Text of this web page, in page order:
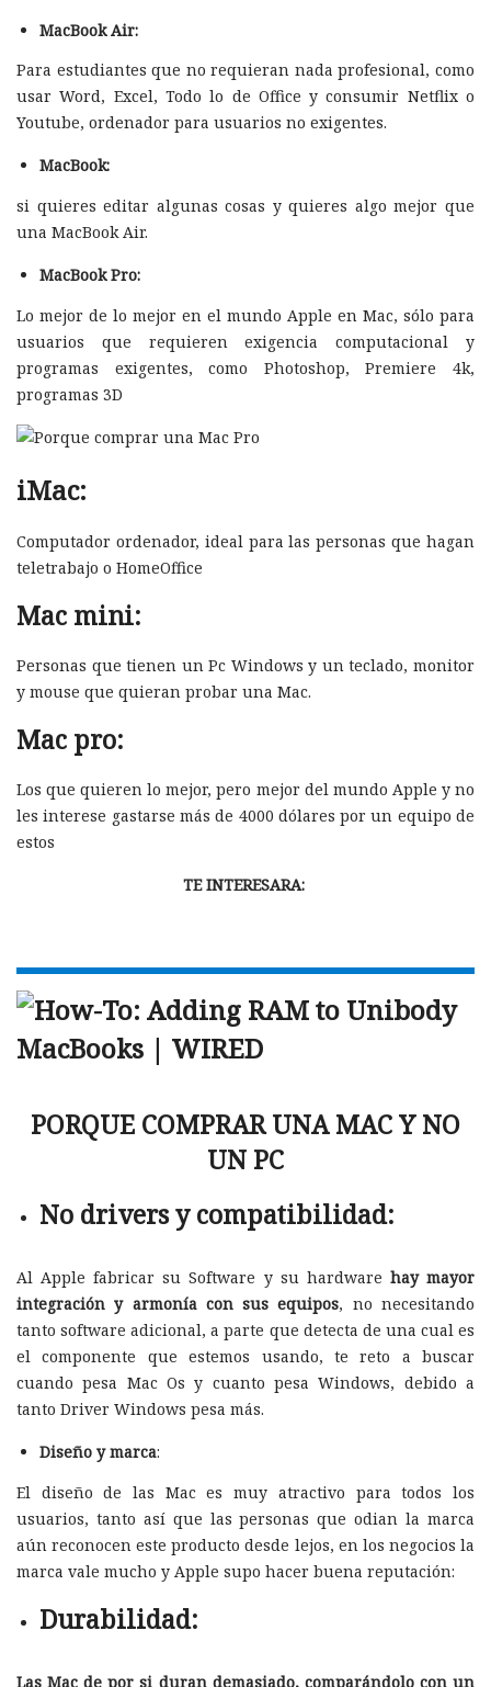
MacBook Air:
Para estudiantes que no requieran nada profesional, como
usar Word, Excel, Todo lo de Office y consumir Netflix o
Youtube, ordenador para usuarios no exigentes.
MacBook:
si quieres editar algunas cosas y quieres algo mejor que
una MacBook Air.
MacBook Pro:
Lo mejor de lo mejor en el mundo Apple en Mac, sólo para
usuarios que requieren exigencia computacional y
programas exigentes, como Photoshop, Premiere 4k,
programas 3D
iMac:
Computador ordenador, ideal para las personas que hagan
teletrabajo o HomeOffice
Mac mini:
Personas que tienen un Pc Windows y un teclado, monitor
y mouse que quieran probar una Mac.
Mac pro:
Los que quieren lo mejor, pero mejor del mundo Apple y no
les interese gastarse más de 4000 dólares por un equipo de
estos
TE INTERESARA:
PORQUE COMPRAR UNA MAC Y NO
UN PC
No drivers y compatibilidad:
Al Apple fabricar su Software y su hardware hay mayor
integración y armonía con sus equipos, no necesitando
tanto software adicional, a parte que detecta de una cual es
el componente que estemos usando, te reto a buscar
cuando pesa Mac Os y cuanto pesa Windows, debido a
tanto Driver Windows pesa más.
Diseño y marca:
El diseño de las Mac es muy atractivo para todos los
usuarios, tanto así que las personas que odian la marca
aún reconocen este producto desde lejos, en los negocios la
marca vale mucho y Apple supo hacer buena reputación:
Durabilidad:
Las Mac de por si duran demasiado, comparándolo con un